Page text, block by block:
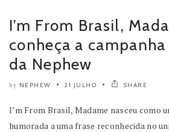
I’m From Brasil,
conheça a
da Nephew
by NEPHEW 21 JULHO SHARE
I’m From Brasil, Madame nasceu como
humorada a uma frase reconhecida no